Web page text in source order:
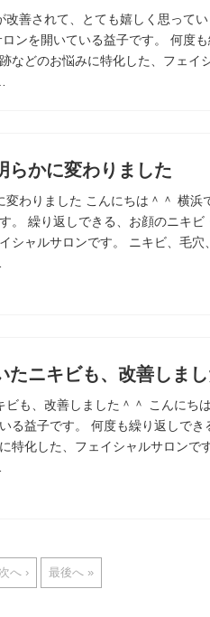
改善されて、とても嬉しく思って
ンを開いている益子です。 何度
などのお悩みに特化した、フェイ
らかに変わりました
変わりました こんにちは＾＾ 横浜
。 繰り返しできる、お顔のニキビ
シャルサロンです。 ニキビ、毛穴
たニキビも、改善しまし
も、改善しました＾＾ こんにち
る益子です。 何度も繰り返しでき
特化した、フェイシャルサロンで
次へ › 最後へ »